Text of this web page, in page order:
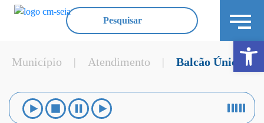
Município | Atendimento | Balcão Único